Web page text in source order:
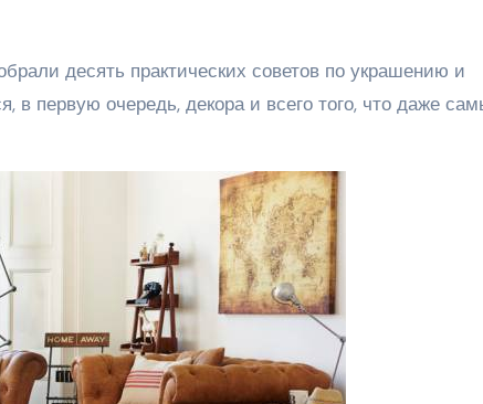
десять практических советов по украшению и
в первую очередь, декора и всего того, что даже